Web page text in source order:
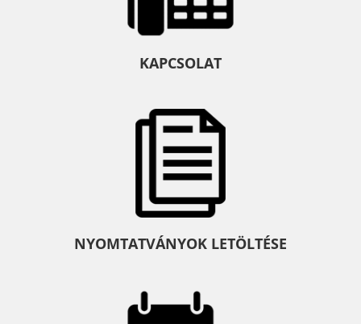
KAPCSOLAT
NYOMTATVÁNYOK LETÖLTÉSE